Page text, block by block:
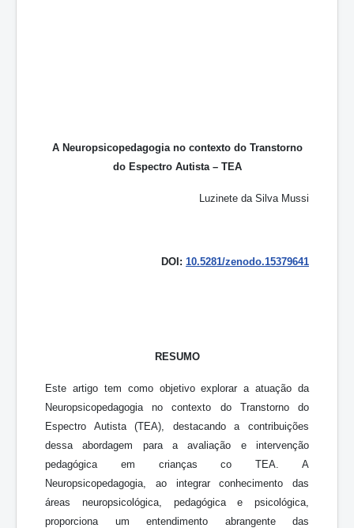
A Neuropsicopedagogia no contexto do Transtorno
do Espectro Autista – TEA
Luzinete da Silva Mussi
DOI: 10.5281/zenodo.15379641
RESUMO
Este artigo tem como objetivo explorar a atuação da
Neuropsicopedagogia no contexto do Transtorno do
Espectro Autista (TEA), destacando a contribuições
dessa abordagem para a avaliação e intervenção
pedagógica em crianças co TEA. A
Neuropsicopedagogia, ao integrar conhecimento das
áreas neuropsicológica, pedagógica e psicológica,
proporciona um entendimento abrangente das